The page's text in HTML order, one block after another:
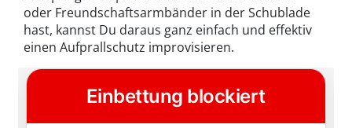
oder Freundschaftsarmbänder in der Schublade
hast, kannst Du daraus ganz einfach und effektiv
einen Aufprallschutz improvisieren.